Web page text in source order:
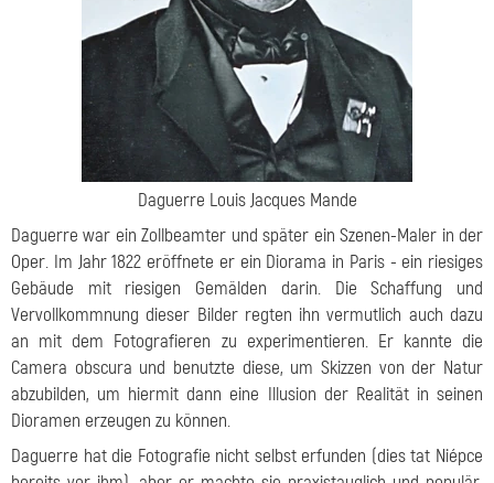
Daguerre Louis Jacques Mande
Daguerre war ein Zollbeamter und später ein Szenen-Maler in der
Oper. Im Jahr 1822 eröffnete er ein Diorama in Paris - ein riesiges
Gebäude mit riesigen Gemälden darin. Die Schaffung und
Vervollkommnung dieser Bilder regten ihn vermutlich auch dazu
an mit dem Fotografieren zu experimentieren. Er kannte die
Camera obscura und benutzte diese, um Skizzen von der Natur
abzubilden, um hiermit dann eine Illusion der Realität in seinen
Dioramen erzeugen zu können.
Daguerre hat die Fotografie nicht selbst erfunden (dies tat Niépce